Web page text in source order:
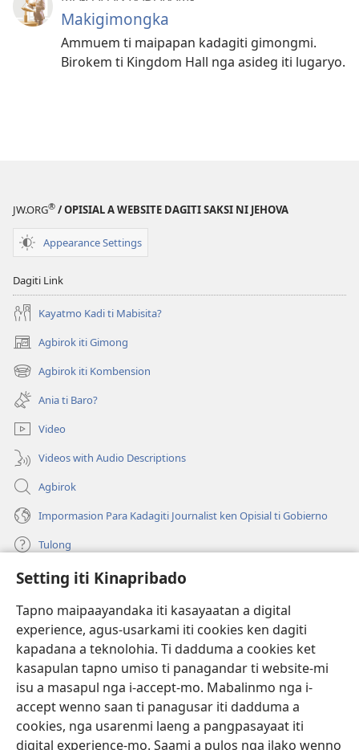
Setting iti Kinapribado
Tapno maipaayandaka iti kasayaatan a digital
experience, agus-usarkami iti cookies ken dagiti
kapadana a teknolohia. Ti dadduma a cookies ket
kasapulan tapno umiso ti panagandar ti website-mi
isu a masapul nga i-accept-mo. Mabalinmo nga i-
accept wenno saan ti panagusar iti dadduma a
cookies, nga usarenmi laeng a pangpasayaat iti
digital experience-mo. Saami a pulos nga ilako wenno
Makigimongka
Ammuem ti maipapan kadagiti gimongmi.
Birokem ti Kingdom Hall nga asideg iti lugaryo.
JW.ORG® / OPISIAL A WEBSITE DAGITI SAKSI NI JEHOVA
Appearance Settings
Dagiti Link
Kayatmo Kadi ti Mabisita?
Agbirok iti Gimong
(manglukat
iti
baro
window)
Agbirok iti Kombension
(manglukat
iti
baro
a
window)
Ania ti Baro?
Video
Videos with Audio Descriptions
Agbirok
Impormasion Para Kadagiti Journalist ken Opisial ti Gobierno
Tulong
Donasion
(manglukat
iti
baro
a
window)
Watchtower ONLINE A LIBRARIA
(manglukat
iti
baro
a
JW Hub ®
(manglukat
iti
baro
window)
JW Library
Watchtower Library